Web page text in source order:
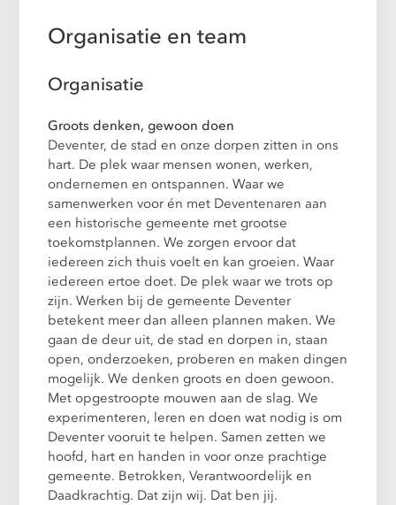
Organisatie en team
Organisatie
Groots denken, gewoon doen
Deventer, de stad en onze dorpen zitten in ons
hart. De plek waar mensen wonen, werken,
ondernemen en ontspannen. Waar we
samenwerken voor én met Deventenaren aan
een historische gemeente met grootse
toekomstplannen. We zorgen ervoor dat
iedereen zich thuis voelt en kan groeien. Waar
iedereen ertoe doet. De plek waar we trots op
zijn. Werken bij de gemeente Deventer
betekent meer dan alleen plannen maken. We
gaan de deur uit, de stad en dorpen in, staan
open, onderzoeken, proberen en maken dingen
mogelijk. We denken groots en doen gewoon.
Met opgestroopte mouwen aan de slag. We
experimenteren, leren en doen wat nodig is om
Deventer vooruit te helpen. Samen zetten we
hoofd, hart en handen in voor onze prachtige
gemeente. Betrokken, Verantwoordelijk en
Daadkrachtig. Dat zijn wij. Dat ben jij.